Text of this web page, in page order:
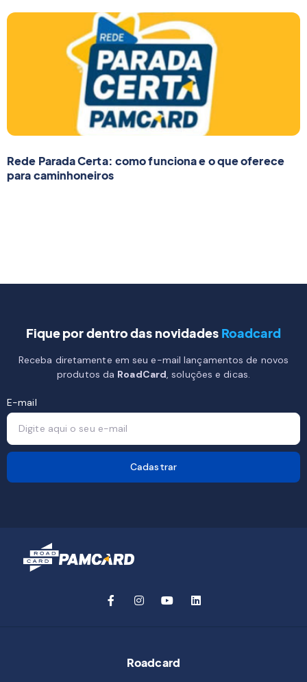
Rede Parada Certa: como funciona e o que oferece
para caminhoneiros
Fique por dentro das novidades Roadcard
Receba diretamente em seu e-mail lançamentos de novos
produtos da RoadCard, soluções e dicas.
E-mail
Cadastrar
Roadcard